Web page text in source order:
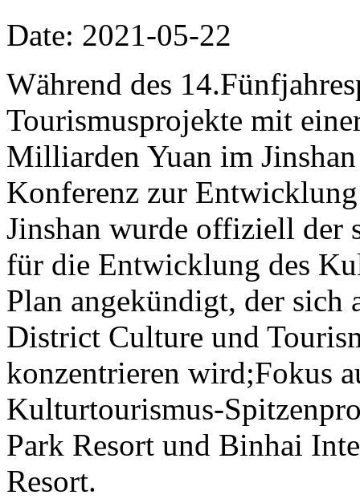
Date: 2021-05-22
Während des
Tourismusprojekte mit
Milliarden Yuan im
Konferenz zur
Jinshan wurde offiziell der
für die Entwicklung des
Plan angekündigt, der sich
District Culture und
konzentrieren wird;Fokus
Kulturtourismus-
Park Resort und Binhai
Resort.